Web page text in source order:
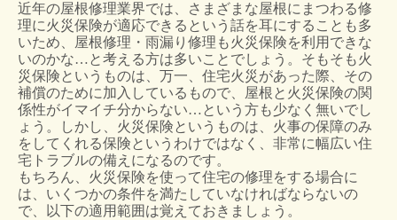
近年の屋根修理業界では、さまざまな屋根にまつわる修
理に火災保険が適応できるという話を耳にすることも多
いため、屋根修理・雨漏り修理も火災保険を利用できな
いのかな…と考える方は多いことでしょう。そもそも火
災保険というものは、万一、住宅火災があった際、その
補償のために加入しているもので、屋根と火災保険の関
係性がイマイチ分からない…という方も少なく無いでし
ょう。しかし、火災保険というものは、火事の保障のみ
をしてくれる保険というわけではなく、非常に幅広い住
宅トラブルの備えになるのです。
もちろん、火災保険を使って住宅の修理をする場合に
は、いくつかの条件を満たしていなければならないの
で、以下の適用範囲は覚えておきましょう。